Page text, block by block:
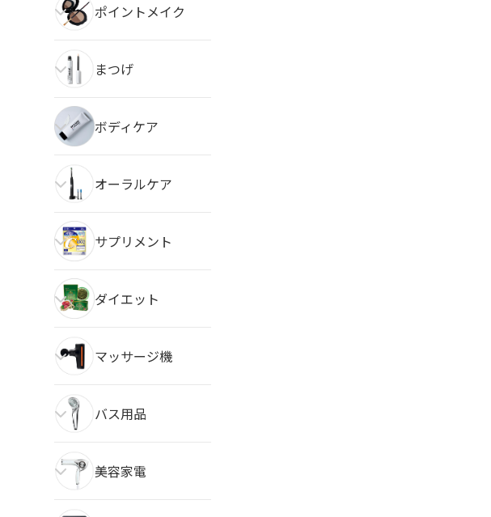
ポイントメイク
まつげ
ボディケア
オーラルケア
サプリメント
ダイエット
マッサージ機
バス用品
美容家電